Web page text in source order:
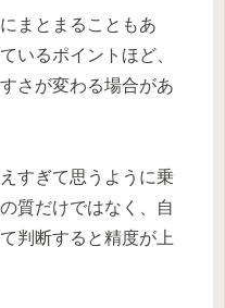
まとまることもあ
いるポイントほど、
さが変わる場合があ
すぎて思うように乗
質だけではなく、自
判断すると精度が上